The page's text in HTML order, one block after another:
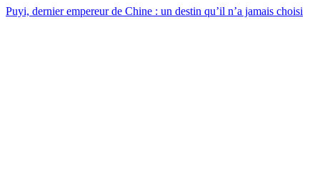
Puyi, dernier empereur de Chine : un destin qu’il n’a jamais choisi